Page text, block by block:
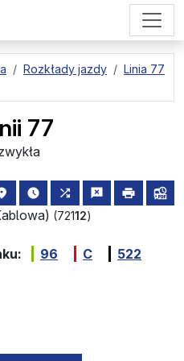
Rozkłady jazdy
Linia 77
77
(72112)
lokalizacja przystanku na mapie
najbliższe odjazdy z tego
wszystkie linie
zgłośdrukuj
96 C 522